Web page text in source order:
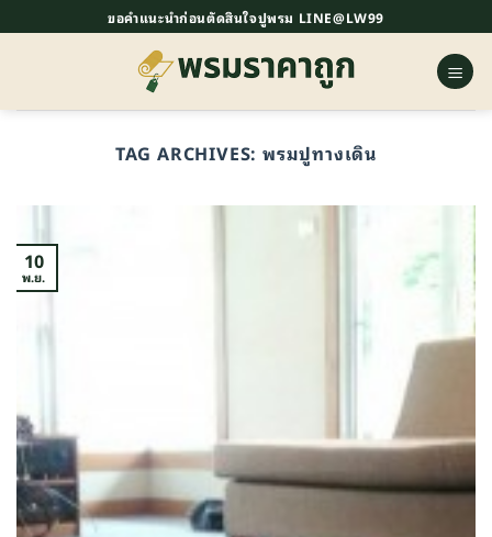
ไป
ขอคำแนะนำก่อนตัดสินใจปูพรม LINE@LW99
TAG ARCHIVES:พรมปูทางเดิน
10
พ.ย.